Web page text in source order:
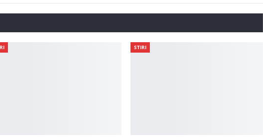
STIRI